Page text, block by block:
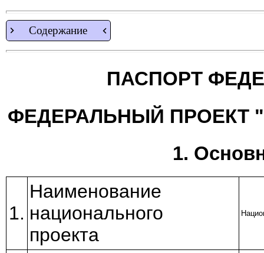
Содержание
ПАСПОРТ
ФЕДЕРАЛЬНЫЙ ПРОЕКТ
1.
1.
Наименование
национального
проекта